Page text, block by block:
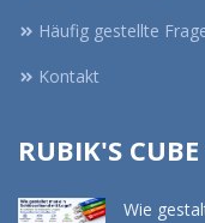
Häufig gestellte
Kontakt
RUBIK'S
Wie